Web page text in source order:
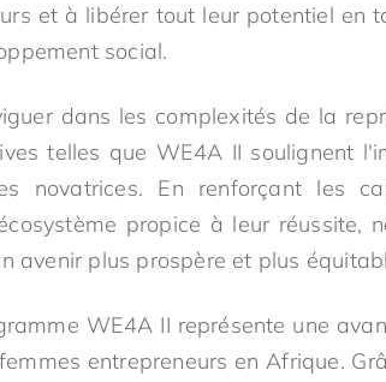
et à libérer tout leur potentiel en
social.
dans les complexités de la
telles que WE4A II soulignent
novatrices. En renforçant les
propice à leur réussite,
avenir plus prospère et plus
WE4A II représente une
entrepreneurs en Afrique.